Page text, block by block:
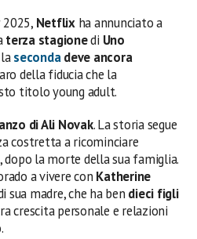
2025, Netflixha annunciato a
terza stagionedi Uno
secondadeve ancora
della fiducia che la
titolo young adult.
di Ali Novak. La storia segue
costretta a ricominciare
dopo la morte della sua famiglia.
a vivere con Katherine
sua madre, che ha ben dieci figli
crescita personale e relazioni